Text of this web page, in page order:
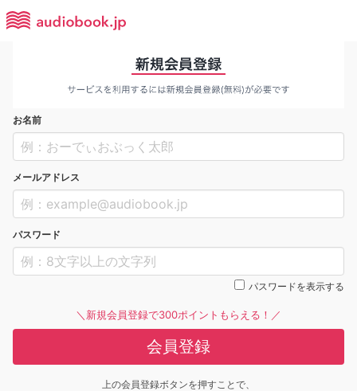
お名前
メールアドレス
パスワード
パスワードを表示する
＼新規会員登録で300ポイントもらえる！／
会員登録
上の会員登録ボタンを押すことで、